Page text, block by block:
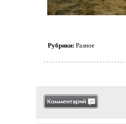
Рубрики: Разное